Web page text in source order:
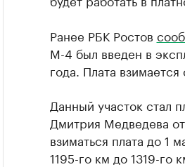
Ранее РБК Ростов
М-4 был введен в
года. Плата
Данный участок стал
Дмитрия Медведева
взиматься плата до 1
1195-го км до 1319-го